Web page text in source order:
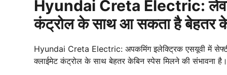
Hyundai Creta Electric:
कंट्रोल के साथ आ सकता है बेहतर
Hyundai Creta Electric: अपकमिंग इलेक्ट्रिक एसयूवी में
क्लाईमेट कंट्रोल के साथ बेहतर केबिन स्पेस मिलने की संभावना है।